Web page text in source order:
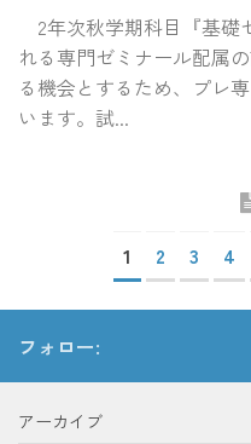
2年次秋学期科目『基礎
れる専門ゼミナール配属
る機会とするため、プレ
います。試...
1 2 3 4
フォロー:
アーカイブ